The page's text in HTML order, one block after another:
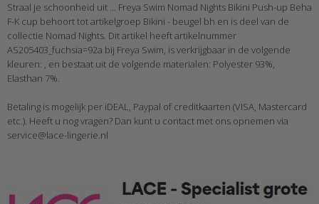
Straal je schoonheid uit ... Freya Swim Nomad Nights Bikini Push-up Beha
F-K cup behoort tot artikelgroep Bikini - beugel bh en is deel van de
collectie Nomad Nights. Dit artikel heeft artikelnummer
AS205403_fuchsia=92a bij Freya Swim, is verkrijgbaar in de volgende
kleuren: , en bestaat uit de volgende materialen: Polyester 93%,
Elasthan 7%.
Betaling is mogelijk per iDEAL, Paypal of creditkaarten (VISA, Mastercard
etc.). Heeft u nog vragen? Dan kunt u contact met ons opnemen via
service@lace-lingerie.nl